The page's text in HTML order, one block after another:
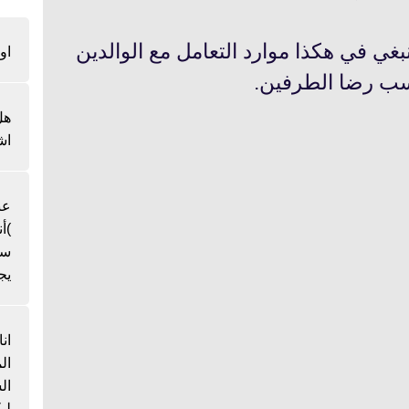
في هكذا موارد التعامل مع الوالدين
رضا الطرفين.